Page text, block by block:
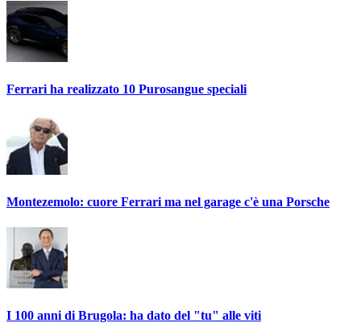
Ferrari ha realizzato 10 Purosangue speciali
Montezemolo: cuore Ferrari ma nel garage c'è una Porsche
I 100 anni di Brugola: ha dato del "tu" alle viti